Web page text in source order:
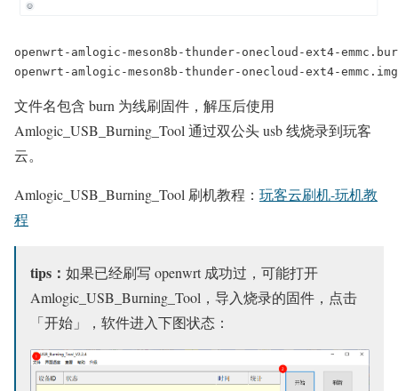
openwrt-amlogic-meson8b-thunder-onecloud-ext4-
openwrt-amlogic-meson8b-thunder-onecloud-ext4-
文件名包含 burn 为线刷固件，解压后使用
Amlogic_USB_Burning_Tool 通过双公头 usb 线烧录到玩客
云。
Amlogic_USB_Burning_Tool 刷机教程： 玩客云刷机-玩机教
程
tips： 如果已经刷写 openwrt 成功过，可能打开
Amlogic_USB_Burning_Tool，导入烧录的固件，点击
「开始」，软件进入下图状态：